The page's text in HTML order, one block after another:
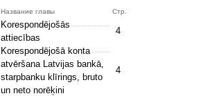
Название главы Стр.
Korespondējošās
attiecības
4
Korespondējošā konta
atvēršana Latvijas bankā,
starpbanku klīrings, bruto
un neto norēķini
4